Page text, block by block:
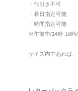
・代引き不可
・着日指定可能
・時間指定可能
※午前中/14時-16時
サイズ内であれば